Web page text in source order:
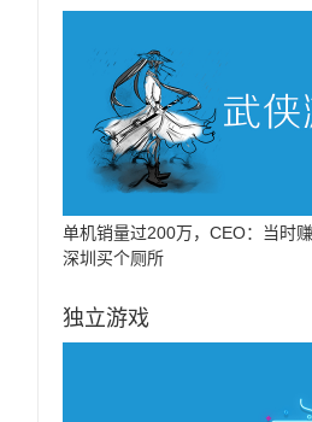
单机销量过200万，CEO：当时
深圳买个厕所
独立游戏